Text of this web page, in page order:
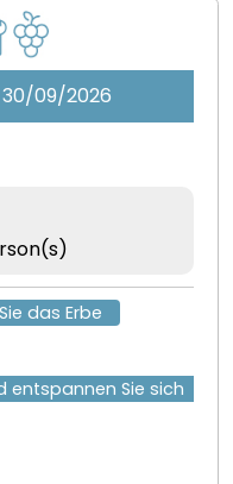
30/09/2026
das Erbe
entspannen Sie sich